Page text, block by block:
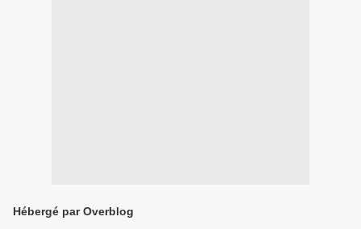
Hébergé par Overblog